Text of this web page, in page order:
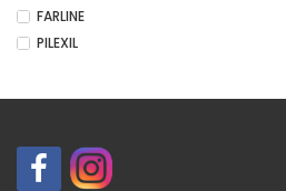
FARLINE
PILEXIL